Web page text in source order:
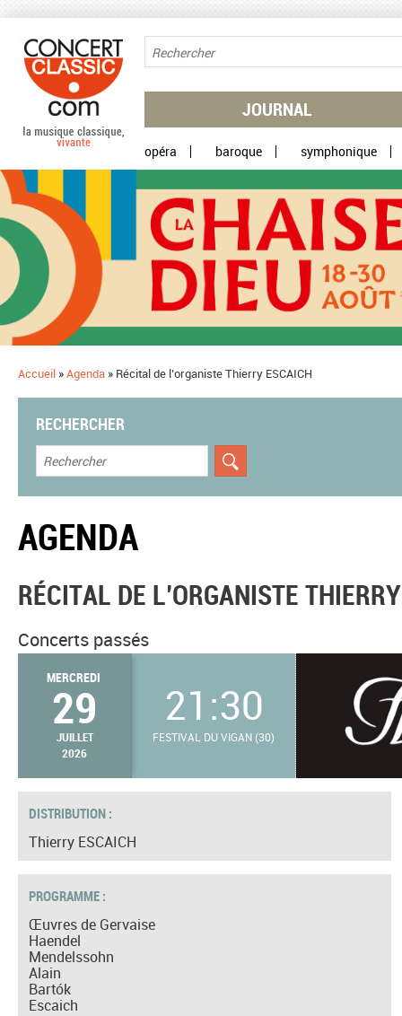
JOURNAL
opéra baroque symphonique
Accueil »Agenda » Récital de l’organiste Thierry ESCAICH
RECHERCHER
AGENDA
RÉCITAL DE L’ORGANISTE
Concerts passés
MERCREDI
29
JUILLET
2026
21:30
FESTIVAL DU VIGAN (30)
DISTRIBUTION :
Thierry ESCAICH
PROGRAMME :
Œuvres de Gervaise
Haendel
Mendelssohn
Alain
Bartók
Escaich